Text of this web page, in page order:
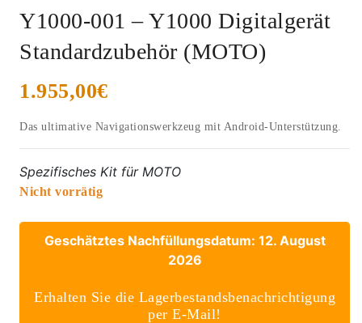
Y1000-001 – Y1000 Digitalgerät
Standardzubehör (MOTO)
1.955,00€
Das ultimative Navigationswerkzeug mit Android-Unterstützung.
Spezifisches Kit für MOTO
Nicht vorrätig
Geschätztes Nachfüllungsdatum: 12. August
2026
Erhalten Sie die Lagerbestandsbenachrichtigung
per E-Mail!